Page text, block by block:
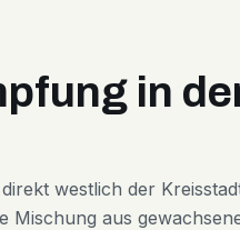
in
westlich der
Mischung aus